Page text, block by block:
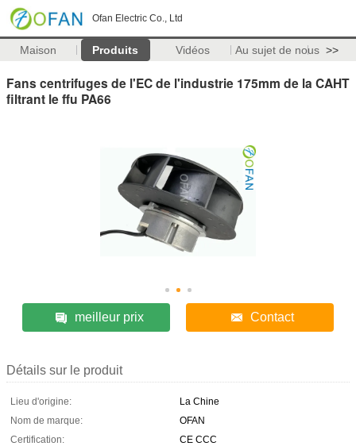
Ofan Electric Co., Ltd
Maison Produits Vidéos Au sujet de nous >>
Fans centrifuges de l'EC de l'industrie 175mm de la CAHT
filtrant le ffu PA66
meilleur prix Contact
Détails sur le produit
Lieu d'origine:
La Chine
Nom de marque:
OFAN
Certification:
CE CCC